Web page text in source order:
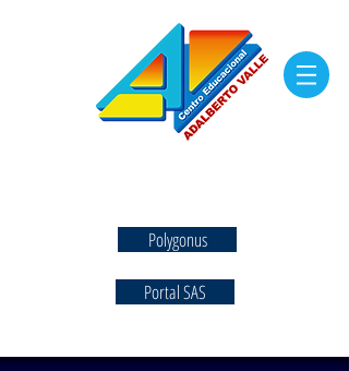
Polygonus
Portal SAS